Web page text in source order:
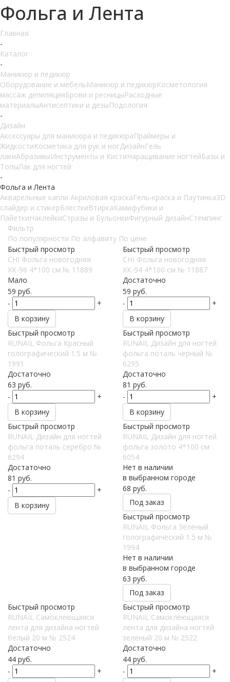
Фольга и Лента
Главная
-
Каталог
-
Маникюр и педикюр
Оборудование и мебельМаникюр и педикюрКосметология
массаж депиляцияБрови и ресницыРасходные
материалыАнтисептики и дезыПодология
-
Дизайн
Аксессуары для маникюра и педикюраПраймеры и
ЖидкостиКосметика для рук и ногДизайнГель
лакиАбразивыИнструменты и КистиНаращивание ногтейБазы и
ТопыЛак для ногтей
-
Фольга и Лента
Акварельные капли Акриловая краскаГель-краска и Паутинка3D
слайдер и стикерБлесткиВтиркаКамифубики и
ПайеткиНаклейкиСтразы и БульонкиФигурный дизайнСтемпинг
Фильтр
По популярности По алфавиту По цене
Быстрый просмотр
CHI Фольга новогодняя
ХК-96 4*100 см № 11889
Мало
59 руб.
-
+
В корзину
Быстрый просмотр
CHI Фольга новогодняя
ХК-94 4*100 см № 11887
Достаточно
59 руб.
-
+
В корзину
Быстрый просмотр
RUNAIL Фольга Красный
голографический 1.5 м №
1991
Достаточно
63 руб.
-
+
В корзину
Быстрый просмотр
RUNAIL Дизайн для ногтей
фольга поталь черный №
6295
Достаточно
81 руб.
-
+
В корзину
Быстрый просмотр
RUNAIL Дизайн для ногтей
фольга поталь серебро №
6294
Достаточно
81 руб.
-
+
В корзину
Быстрый просмотр
RUNAIL Дизайн для ногтей
фольга золото 4*100 см
6054
Нет в наличии
в выбранном городе
68 руб.
Под заказ
Быстрый просмотр
RUNAIL Фольга Зеленый
голографический 1.5 м №
1994
Нет в наличии
в выбранном городе
63 руб.
Под заказ
Быстрый просмотр
RUNAIL Самоклеющаяся
лента для дизайна ногтей
белый 20 м № 2524
Достаточно
44 руб.
-
+
Быстрый просмотр
RUNAIL Самоклеющаяся
лента для дизайна ногтей
зеленый 20 м № 2522
Достаточно
44 руб.
-
+